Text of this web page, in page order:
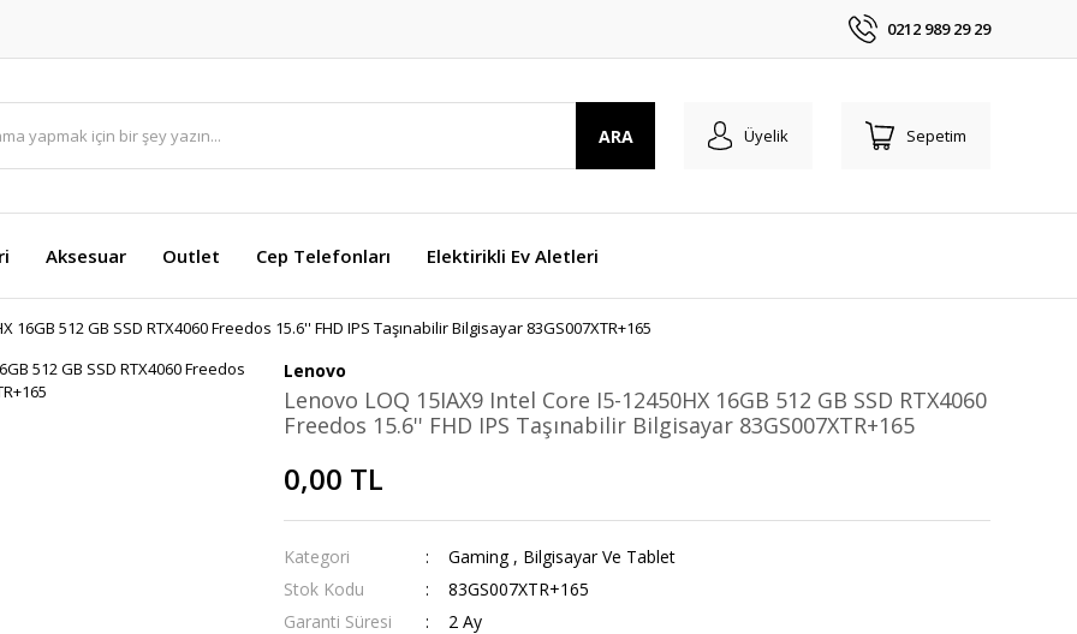
0212 989 29 29
ARA Üyelik Sepetim
Aksesuar Outlet Cep Telefonları Elektirikli Ev Aletleri
16GB 512 GB SSD RTX4060 Freedos 15.6'' FHD IPS Taşınabilir Bilgisayar 83GS007XTR+165
Lenovo
Lenovo LOQ 15IAX9 Intel Core I5-12450HX 16GB 512 GB SSD RTX4060
Freedos 15.6'' FHD IPS Taşınabilir Bilgisayar 83GS007XTR+165
0,00 TL
Kategori Gaming , Bilgisayar Ve Tablet
Stok Kodu
83GS007XTR+165
Garanti Süresi
2 Ay